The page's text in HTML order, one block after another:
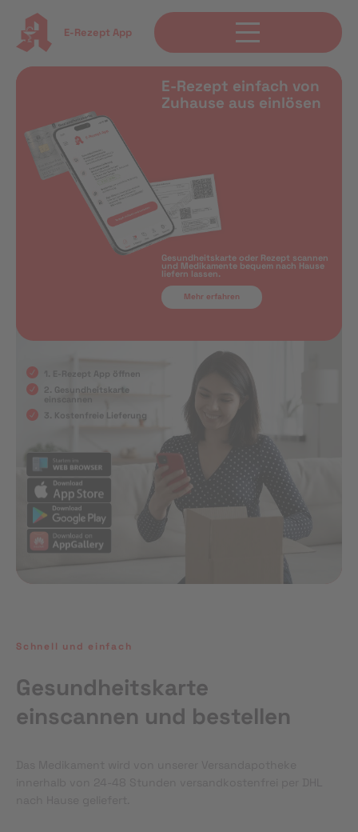
E-Rezept App
E-Rezept einfach von
Zuhause aus einlösen
Gesundheitskarte oder Rezept scannen
und Medikamente bequem nach Hause
liefern lassen.
Mehr erfahren
1. E-Rezept App öffnen
2. Gesundheitskarte
einscannen
3. Kostenfreie Lieferung
Schnell und einfach
Gesundheitskarte
einscannen und bestellen